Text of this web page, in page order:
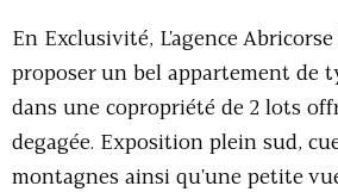
En Exclusivité, L'agence
proposer un bel appartement de
dans une copropriété de 2 lots
degagée. Exposition plein sud,
montagnes ainsi qu'une petite